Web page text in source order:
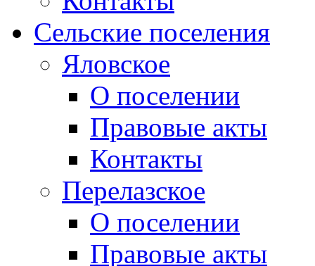
Сельские поселения
Яловское
О поселении
Правовые акты
Контакты
Перелазское
О поселении
Правовые акты